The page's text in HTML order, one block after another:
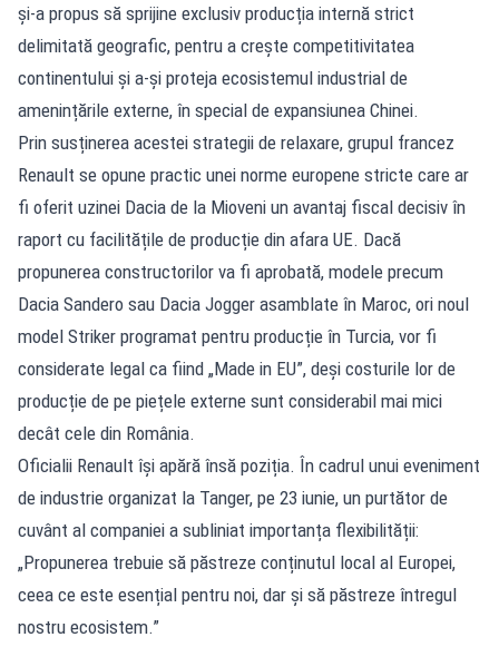
și-a propus să sprijine exclusiv producția internă strict
delimitată geografic, pentru a crește competitivitatea
continentului și a-și proteja ecosistemul industrial de
amenințările externe, în special de expansiunea Chinei.
Prin susținerea acestei strategii de relaxare, grupul francez
Renault se opune practic unei norme europene stricte care ar
fi oferit uzinei Dacia de la Mioveni un avantaj fiscal decisiv în
raport cu facilitățile de producție din afara UE. Dacă
propunerea constructorilor va fi aprobată, modele precum
Dacia Sandero sau Dacia Jogger asamblate în Maroc, ori noul
model Striker programat pentru producție în Turcia, vor fi
considerate legal ca fiind „Made in EU”, deși costurile lor de
producție de pe piețele externe sunt considerabil mai mici
decât cele din România.
Oficialii Renault își apără însă poziția. În cadrul unui eveniment
de industrie organizat la Tanger, pe 23 iunie, un purtător de
cuvânt al companiei a subliniat importanța flexibilității:
„Propunerea trebuie să păstreze conținutul local al Europei,
ceea ce este esențial pentru noi, dar și să păstreze întregul
nostru ecosistem.”